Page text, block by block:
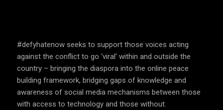
#defyhatenow seeks to support those voices acting
against the conflict to go ‘viral’ within and outside the
country – bringing the diaspora into the online peace
building framework, bridging gaps of knowledge and
awareness of social media mechanisms between those
with access to technology and those without.